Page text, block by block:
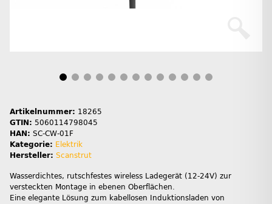
Artikelnummer: 18265
GTIN: 5060114798045
HAN: SC-CW-01F
Kategorie: Elektrik
Hersteller: Scanstrut
Wasserdichtes, rutschfestes wireless Ladegerät (12-24V) zur
versteckten Montage in ebenen Oberflächen.
Eine elegante Lösung zum kabellosen Induktionsladen von